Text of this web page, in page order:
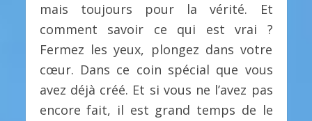
mais toujours pour la vérité. Et
comment savoir ce qui est vrai ?
Fermez les yeux, plongez dans votre
cœur. Dans ce coin spécial que vous
avez déjà créé. Et si vous ne l’avez pas
encore fait, il est grand temps de le